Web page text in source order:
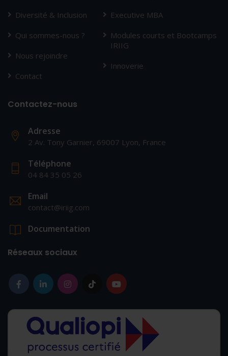
Diversité & Inclusion
Qui sommes-nous ?
Nous rejoindre
Contact
Executive MBA
Modules courts et Bootcamps
IRIIG
Innoverie
Contactez-nous
Adresse
2 Av. Tony Garnier, 69007 Lyon, France
Téléphone
04 84 35 05 26
Email
contact@iriig.com
Documentation
Réseaux sociaux